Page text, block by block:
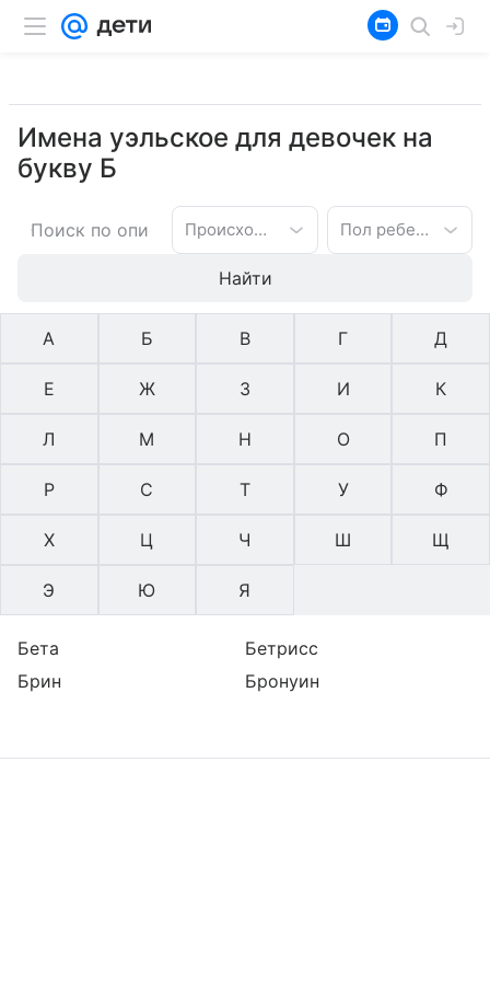
Имена уэльское для девочек на
букву Б
Происхождение имени Пол ребенка
Найти
А Б В Г Д
Е Ж З И К
Л М Н О П
Р С Т У Ф
Х Ц Ч Ш Щ
Э Ю Я
Бета
Бетрисс
Брин
Бронуин